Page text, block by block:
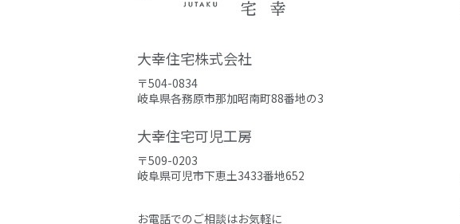
大幸住宅株式会社
〒504-0834
岐阜県各務原市那加昭南町88番地の3
大幸住宅可児工房
〒509-0203
岐阜県可児市下恵土3433番地652
お電話でのご相談はお気軽に